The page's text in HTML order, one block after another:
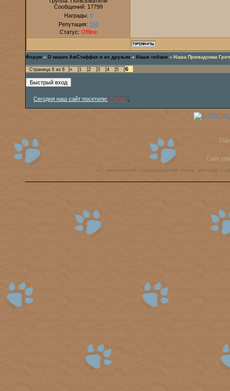
Сообщений: 17799
Награды: 0
Репутация: 150
Статус: Offline
Форум » О наших АмСтаффах и их друзьях » Наши собаки » Наша Примадонна
Страница 6 из 6 « 1 2 3 4 5 6
Сегодня наш сайт посетили: Tigrino
Сайт
аст, американский стаффордширский терьер, амстафф,